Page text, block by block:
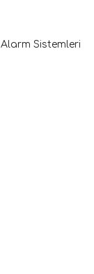
Alarm Sistemleri